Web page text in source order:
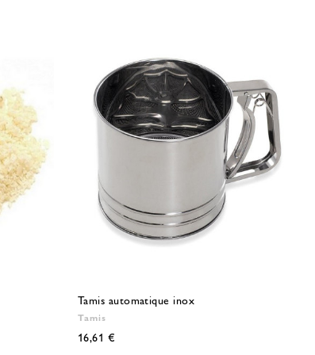
Tamis automatique inox
Tamis
16,61 €